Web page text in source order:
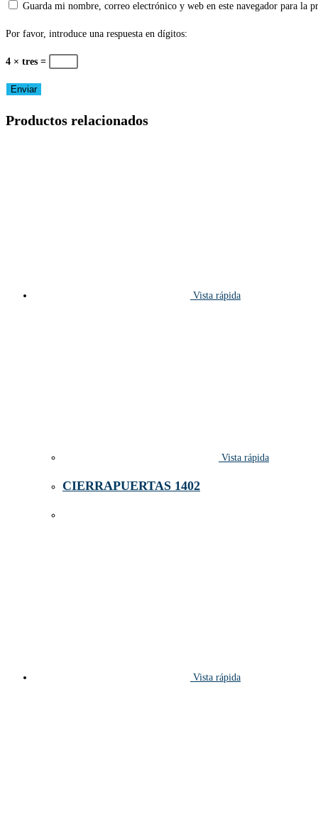
Guarda mi nombre, correo electrónico y web en este navegador para la
Por favor, introduce una respuesta en dígitos:
4 × tres =
Productos relacionados
Vista rápida
Vista rápida
CIERRAPUERTAS 1402
Vista rápida